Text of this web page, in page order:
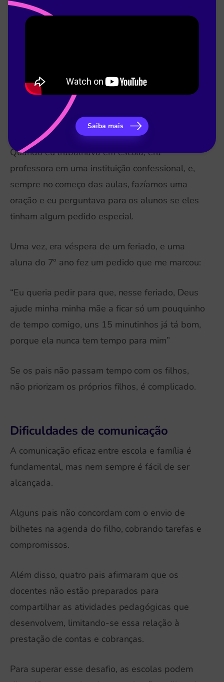
Muitos pais têm dificuldade em comparecer às
reuniões escolares, especialmente por falta de
Um estudo revelou que quatro pais preferem
não comparecer às reuniões para evitar receber
reclamações sobre os filhos.
Quando eu trabalhava em escola, era
professora em uma instituição confessional, e,
sempre no começo das aulas, fazíamos uma
oração e eu perguntava para os alunos se eles
tinham algum pedido especial.
Uma vez, era véspera de um feriado, e uma
aluna do 7° ano fez um pedido que me marcou:
“Eu queria pedir para que, nesse feriado, Deus
ajude minha minha mãe a ficar só um pouquinho
de tempo comigo, uns 15 minutinhos já tá bom,
porque ela nunca tem tempo para mim”
Se os pais não passam tempo com os filhos,
não priorizam os próprios filhos, é complicado.
Dificuldades de comunicação
A comunicação eficaz entre escola e família é
fundamental, mas nem sempre é fácil de ser
alcançada.
Alguns pais não concordam com o envio de
bilhetes na agenda do filho, cobrando tarefas e
compromissos.
Além disso, quatro pais afirmaram que os
docentes não estão preparados para
compartilhar as atividades pedagógicas que
desenvolvem, limitando-se essa relação à
prestação de contas e cobranças.
Para superar esse desafio, as escolas podem
Saiba mais